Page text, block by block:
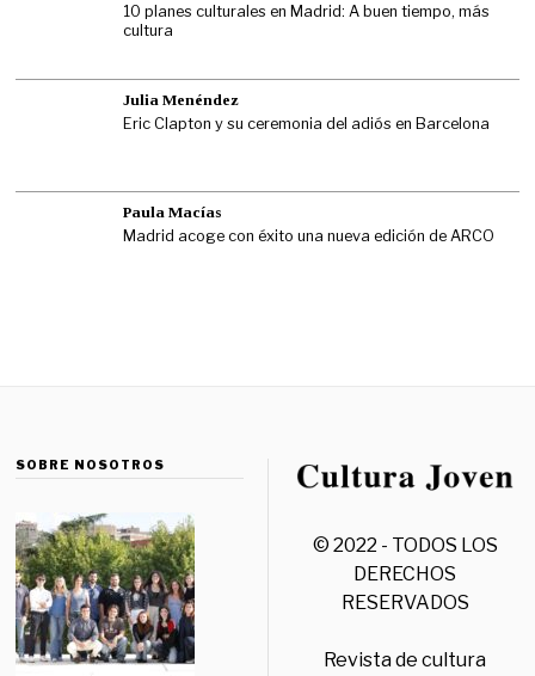
10 planes culturales en Madrid: A buen tiempo, más
cultura
Julia Menéndez
Eric Clapton y su ceremonia del adiós en Barcelona
Paula Macías
Madrid acoge con éxito una nueva edición de ARCO
SOBRE NOSOTROS
© 2022 - TODOS LOS
DERECHOS
RESERVADOS
Revista de cultura